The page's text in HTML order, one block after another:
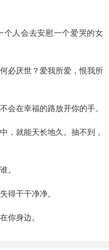
个人会去安慰一个爱哭的女
必厌世？爱我所爱，恨我所
会在幸福的路放开你的手。
，就能天长地久。抽不到，
。
得干干净净。
你身边。